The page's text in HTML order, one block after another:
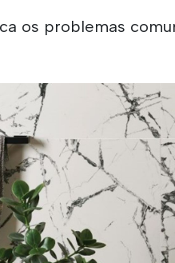
os problemas